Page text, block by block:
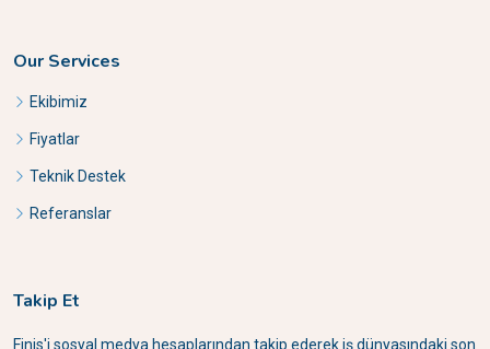
Our Services
Ekibimiz
Fiyatlar
Teknik Destek
Referanslar
Takip Et
Finis'i sosyal medya hesaplarından takip ederek iş dünyasındaki son